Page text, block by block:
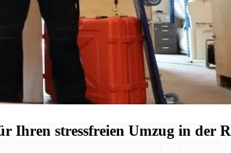
Ihren stressfreien Umzug in der